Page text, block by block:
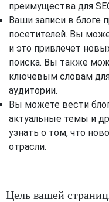
преимущества для
Ваши записи в блоге
посетителей. Вы
и это привлечет
поиска. Вы также
ключевым словам
аудитории.
Вы можете вести
актуальные темы и
узнать о том, что
отрасли.
Цель вашей